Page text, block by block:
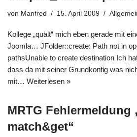
von Manfred 15. April 2009
Kollege „quält“ mich eben gerade mit
Joomla… JFolder::create: Path not in
pathsUnable to create destination Ich
dass da mit seiner Grundkonfig was
mit… Weiterlesen »
MRTG Fehlermeldung
match&get“